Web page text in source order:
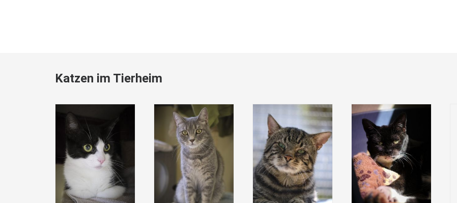
Katzen im Tierheim